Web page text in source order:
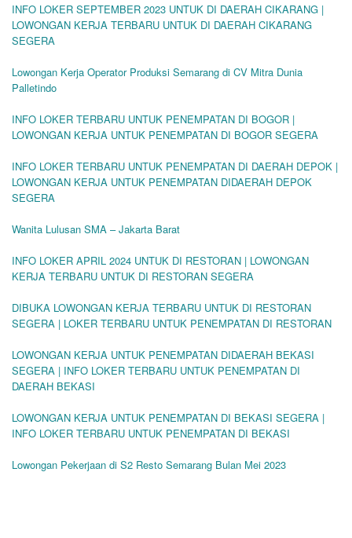
INFO LOKER SEPTEMBER 2023 UNTUK DI DAERAH CIKARANG |
LOWONGAN KERJA TERBARU UNTUK DI DAERAH CIKARANG
SEGERA
Lowongan Kerja Operator Produksi Semarang di CV Mitra Dunia
Palletindo
INFO LOKER TERBARU UNTUK PENEMPATAN DI BOGOR |
LOWONGAN KERJA UNTUK PENEMPATAN DI BOGOR SEGERA
INFO LOKER TERBARU UNTUK PENEMPATAN DI DAERAH DEPOK |
LOWONGAN KERJA UNTUK PENEMPATAN DIDAERAH DEPOK
SEGERA
Wanita Lulusan SMA – Jakarta Barat
INFO LOKER APRIL 2024 UNTUK DI RESTORAN | LOWONGAN
KERJA TERBARU UNTUK DI RESTORAN SEGERA
DIBUKA LOWONGAN KERJA TERBARU UNTUK DI RESTORAN
SEGERA | LOKER TERBARU UNTUK PENEMPATAN DI RESTORAN
LOWONGAN KERJA UNTUK PENEMPATAN DIDAERAH BEKASI
SEGERA | INFO LOKER TERBARU UNTUK PENEMPATAN DI
DAERAH BEKASI
LOWONGAN KERJA UNTUK PENEMPATAN DI BEKASI SEGERA |
INFO LOKER TERBARU UNTUK PENEMPATAN DI BEKASI
Lowongan Pekerjaan di S2 Resto Semarang Bulan Mei 2023